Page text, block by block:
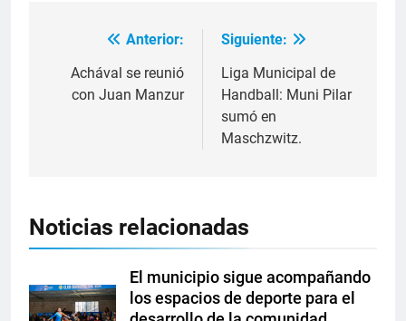
Anterior:
Achával se reunió
con Juan Manzur
Siguiente:
Liga Municipal de
Handball: Muni Pilar
sumó en
Maschzwitz.
Noticias relacionadas
El municipio sigue acompañando
los espacios de deporte para el